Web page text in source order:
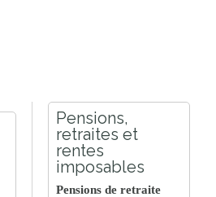
Pensions,
retraites et
rentes
imposables
Pensions de retraite